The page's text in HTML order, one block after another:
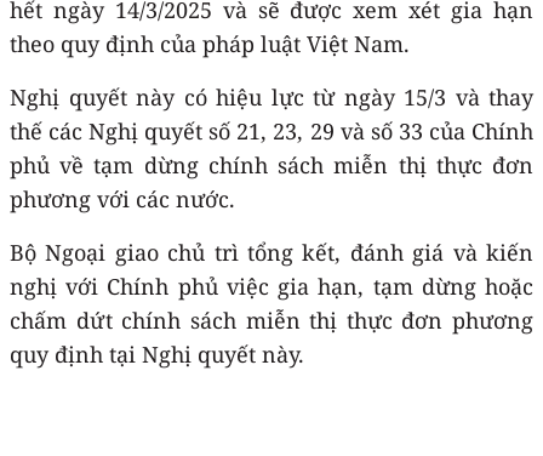
hết ngày 14/3/2025 và sẽ được xem xét gia hạn
theo quy định của pháp luật Việt Nam.
Nghị quyết này có hiệu lực từ ngày 15/3 và thay
thế các Nghị quyết số 21, 23, 29 và số 33 của Chính
phủ về tạm dừng chính sách miễn thị thực đơn
phương với các nước.
Bộ Ngoại giao chủ trì tổng kết, đánh giá và kiến
nghị với Chính phủ việc gia hạn, tạm dừng hoặc
chấm dứt chính sách miễn thị thực đơn phương
quy định tại Nghị quyết này.